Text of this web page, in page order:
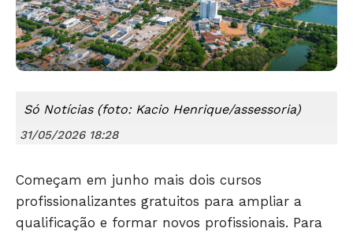
Só Notícias (foto: Kacio Henrique/assessoria)
31/05/2026 18:28
Começam em junho mais dois cursos
profissionalizantes gratuitos para ampliar a
qualificação e formar novos profissionais. Para